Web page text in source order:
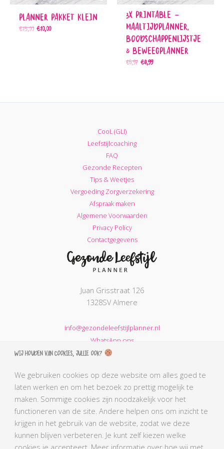
Planner Pakket Klein
€13,00Oorspronkelijke prijs was: €13,00.
€10,00Huidige prijs is: €10,00.
3x Printable –
Maaltijdplanner,
Boodschappenlijstje
& Beweegplanner
€5,97Oorspronkelijke prijs was: €5,97.
€4,99Huidige prijs is: €4,99.
CooL (GLI)
Leefstijlcoaching
FAQ
Gezonde Recepten
Tips & Weetjes
Vergoeding Zorgverzekering
Afspraak maken
Algemene Voorwaarden
Privacy Policy
Contactgegevens
Juan Grisstraat 126
1328SV Almere
info@gezondeleefstijlplanner.nl
WhatsApp ons
KVK nummer: 68664621
BTW nummer: NL002203974B31
AGB-code Praktijk: 90069212
AGB-code Zorgverlener Simone: 90110291
Kabiz registratienummer: 18106656784
BLCN lidnummer: L0761
BGN lidnummer Simone: 4407
Wij houden van cookies, jullie ook?
We gebruiken cookies op deze website om alles goed te
laten werken en om het bezoek zo prettig mogelijk te
maken. Sommige cookies zijn noodzakelijk voor het
functioneren van de site. Andere helpen ons om inzicht te
krijgen in het gebruik van de website, zodat we deze
kunnen blijven verbeteren. Je kunt zelf kiezen welke